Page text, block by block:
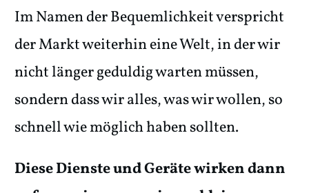
Im Namen der Bequemlichkeit verspricht
der Markt weiterhin eine Welt, in der wir
nicht länger geduldig warten müssen,
sondern dass wir alles, was wir wollen, so
schnell wie möglich haben sollten.
Diese Dienste und Geräte wirken dann